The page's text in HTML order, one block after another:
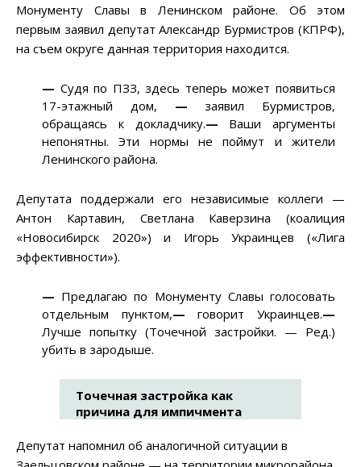
Монументу Славы в Ленинском районе. Об этом
первым заявил депутат Александр Бурмистров (КПРФ),
на съем округе данная территория находится.
— Судя по ПЗЗ, здесь теперь может появиться
17-этажный дом, — заявил Бурмистров,
обращаясь к докладчику.— Ваши аргументы
непонятны. Эти нормы не поймут и жители
Ленинского района.
Депутата поддержали его независимые коллеги —
Антон Картавин, Светлана Каверзина (коалиция
«Новосибирск 2020») и Игорь Украинцев («Лига
эффективности»).
— Предлагаю по Монументу Славы голосовать
отдельным пунктом,— говорит Украинцев.—
Лучше попытку (Точечной застройки. — Ред.)
убить в зародыше.
Точечная застройка как
причина для импичмента
Депутат напомнил об аналогичной ситуации в